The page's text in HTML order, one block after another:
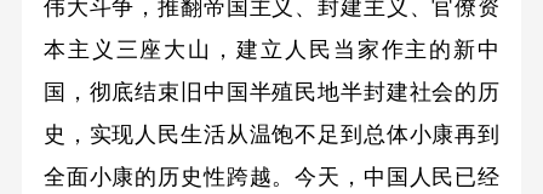
伟大斗争，推翻帝国主义、封建主义、官僚资
本主义三座大山，建立人民当家作主的新中
国，彻底结束旧中国半殖民地半封建社会的历
史，实现人民生活从温饱不足到总体小康再到
全面小康的历史性跨越。今天，中国人民已经